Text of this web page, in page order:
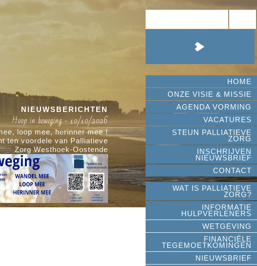
HOME
ONZE VISIE & MISSIE
AGENDA VORMING
VACATURES
STEUN PALLIATIEVE
ZORG
INSCHRIJVEN
NIEUWSBRIEF
CONTACT
WAT IS PALLIATIEVE
ZORG?
INFORMATIE
HULPVERLENERS
WETGEVING
FINANCIËLE
TEGEMOETKOMINGEN
NIEUWSBRIEF
NIEUWSBERICHTEN
Hoop in beweging - 10/10/2026
loop mee, herinner mee !
ten voordele van Palliatieve
Zorg Westhoek-Oostende
Hoop in
Wandel mee, loop mee,
Loop-en wandeltocht ten voordele
Zorg